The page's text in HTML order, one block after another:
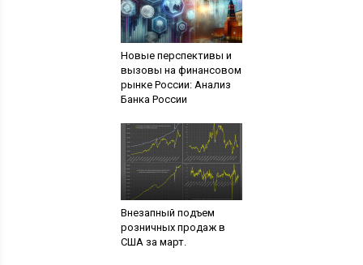
Новые перспективы и
вызовы на финансовом
рынке России: Анализ
Банка России
Внезапный подъем
розничных продаж в
США за март.